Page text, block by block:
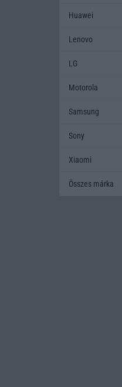
Huawei
Lenovo
LG
Motorola
Samsung
Sony
Xiaomi
Összes márka